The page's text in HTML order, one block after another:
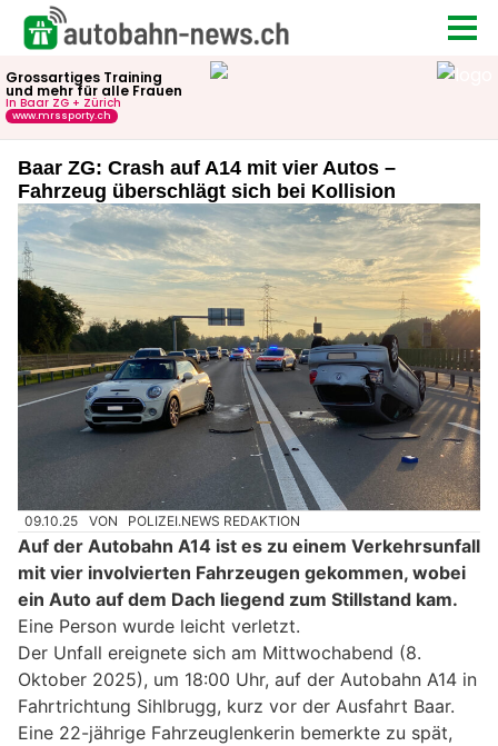
Baar ZG: Crash auf A14 mit vier Autos –
Fahrzeug überschlägt sich bei Kollision
09.10.25 VON POLIZEI.NEWS REDAKTION
Auf der Autobahn A14 ist es zu einem Verkehrsunfall
mit vier involvierten Fahrzeugen gekommen, wobei
ein Auto auf dem Dach liegend zum Stillstand kam.
Eine Person wurde leicht verletzt.
Der Unfall ereignete sich am Mittwochabend (8.
Oktober 2025), um 18:00 Uhr, auf der Autobahn A14 in
Fahrtrichtung Sihlbrugg, kurz vor der Ausfahrt Baar.
Eine 22-jährige Fahrzeuglenkerin bemerkte zu spät,